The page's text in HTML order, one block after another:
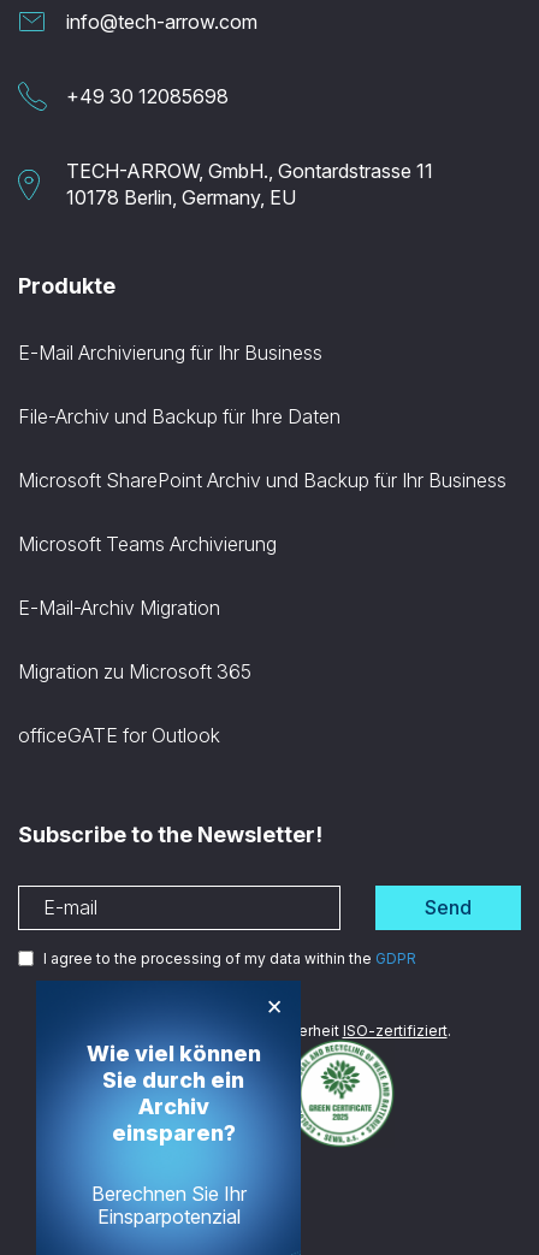
info@tech-arrow.com
+49 30 12085698
TECH-ARROW, GmbH., Gontardstrasse 11
10178 Berlin, Germany, EU
Produkte
E-Mail Archivierung für Ihr Business
File-Archiv und Backup für Ihre Daten
Microsoft SharePoint Archiv und Backup für Ihr Business
Microsoft Teams Archivierung
E-Mail-Archiv Migration
Migration zu Microsoft 365
officeGATE for Outlook
Subscribe to the Newsletter!
Send
I agree to the processing of my data within the GDPR
Wir sind im Bereich Datensicherheit ISO-zertifiziert.
×
Wie viel können
Sie durch ein
Archiv
einsparen?
Berechnen Sie Ihr
Einsparpotenzial